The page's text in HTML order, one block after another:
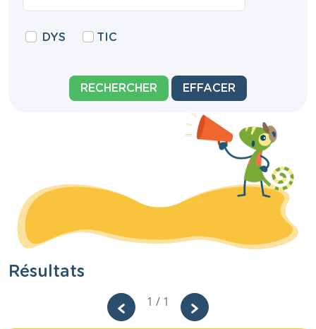
DYS TIC
RECHERCHER EFFACER
Résultats
1 / 1